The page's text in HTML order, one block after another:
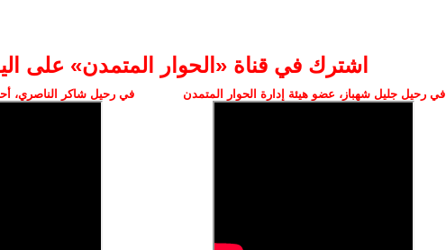
اشترك في قناة ‫«الحوار المتمدن» على
في رحيل جليل شهباز، عضو هيئة إدارة الحوار المتمدن في رحيل شاكر الناصري،